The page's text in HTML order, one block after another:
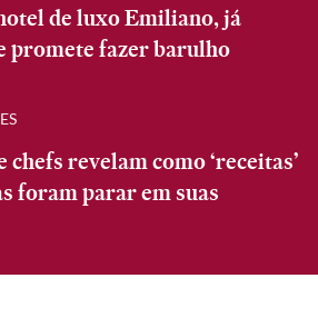
de luxo Emiliano, já
promete fazer barulho
chefs revelam como ‘receitas’
foram parar em suas